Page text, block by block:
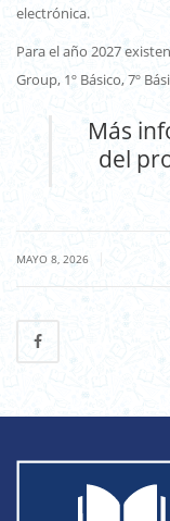
electrónica.
Para el año 2027
Group, 1º Básico, 7º
Más
del
MAYO 8, 2026